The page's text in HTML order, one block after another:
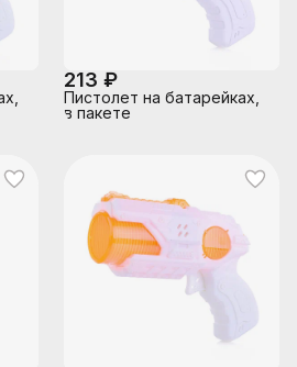
213 ₽
Пистолет на батарейках,
в пакете